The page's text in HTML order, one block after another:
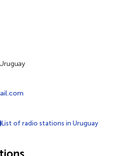
List of radio stations in Uruguay